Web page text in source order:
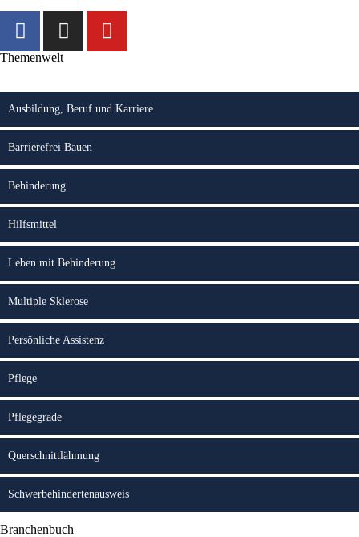
Themenwelt
Ausbildung, Beruf und Karriere
Barrierefrei Bauen
Behinderung
Hilfsmittel
Leben mit Behinderung
Multiple Sklerose
Persönliche Assistenz
Pflege
Pflegegrade
Querschnittlähmung
Schwerbehindertenausweis
Branchenbuch